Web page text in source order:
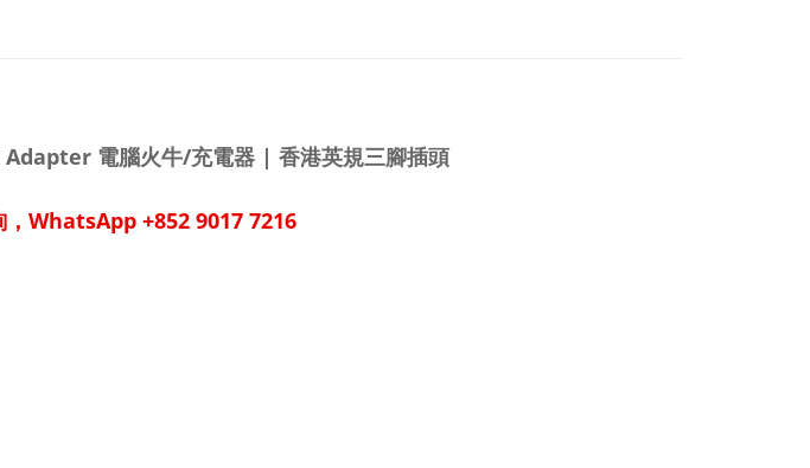
電腦火牛/充電器 | 香港英規三腳插頭
，WhatsApp +852 9017 7216